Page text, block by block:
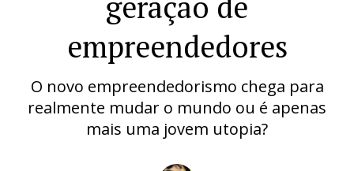
empreendedores
O novo empreendedorismo chega para
realmente mudar o mundo ou é apenas
mais uma jovem utopia?